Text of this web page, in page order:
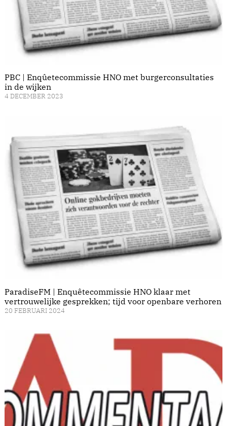
PBC | Enqûetecommissie HNO met burgerconsultaties
in de wijken
4 DECEMBER 2023
ParadiseFM | Enquêtecommissie HNO klaar met
vertrouwelijke gesprekken; tijd voor openbare verhoren
20 FEBRUARI 2024